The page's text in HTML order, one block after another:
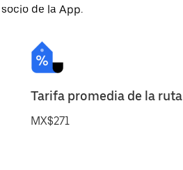
de la App.
Tarifa promedia de la ruta
MX$271